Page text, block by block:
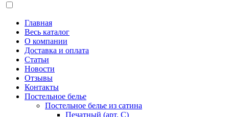
Главная
Весь каталог
О компании
Доставка и оплата
Статьи
Новости
Отзывы
Контакты
Постельное белье
Постельное белье из сатина
Печатный (арт. С)